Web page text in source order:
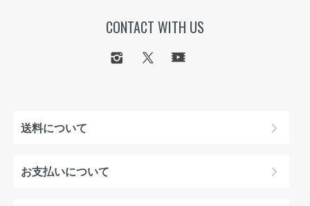
CONTACT WITH US
送料について
お支払いについて